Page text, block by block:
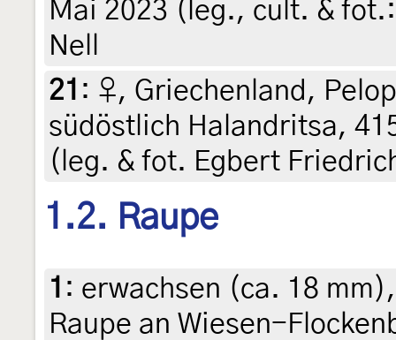
Mai 2023 (leg., cult. &
Nell
21 : ♀, Griechenland,
südöstlich Halandritsa,
(leg. & fot. Egbert
1.2. Raupe
1 : erwachsen (ca. 18
Raupe an Wiesen-